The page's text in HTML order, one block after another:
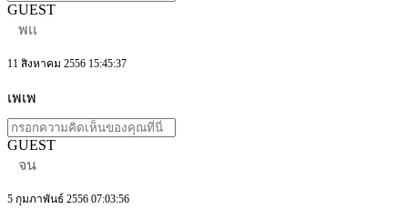
GUEST
พเเ
11 สิงหาคม 2556 15:45:37
เพเพ
GUEST
จน
5 กุมภาพันธ์ 2556 07:03:56